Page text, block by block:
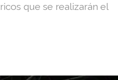
que se realizarán el